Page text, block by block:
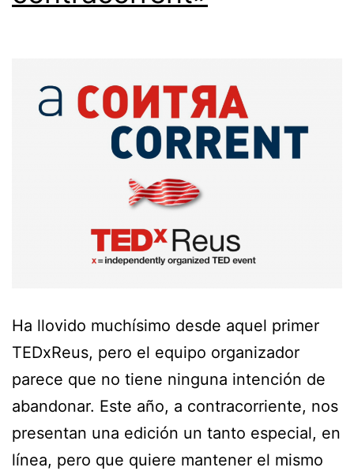
Ha llovido muchísimo desde aquel primer
TEDxReus, pero el equipo organizador
parece que no tiene ninguna intención de
abandonar. Este año, a contracorriente, nos
presentan una edición un tanto especial, en
línea, pero que quiere mantener el mismo